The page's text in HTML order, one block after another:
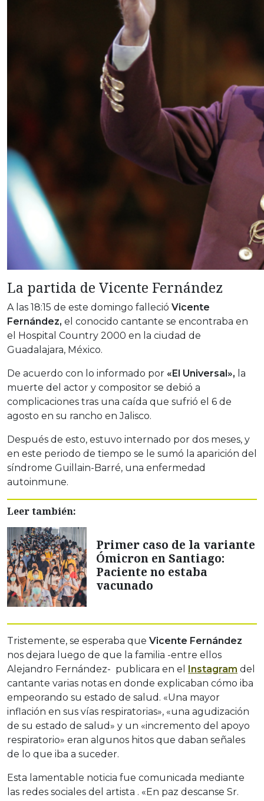
La partida de Vicente Fernández
A las 18:15 de este domingo falleció Vicente
Fernández, el conocido cantante se encontraba en
el Hospital Country 2000 en la ciudad de
Guadalajara, México.
De acuerdo con lo informado por «El Universal», la
muerte del actor y compositor se debió a
complicaciones tras una caída que sufrió el 6 de
agosto en su rancho en Jalisco.
Después de esto, estuvo internado por dos meses, y
en este periodo de tiempo se le sumó la aparición del
síndrome Guillain-Barré, una enfermedad
autoinmune.
Leer también:
Primer caso de la variante
Ómicron en Santiago:
Paciente no estaba
vacunado
Tristemente, se esperaba que Vicente Fernández
nos dejara luego de que la familia -entre ellos
Alejandro Fernández- publicara en el
Instagram del
cantante varias notas en donde explicaban cómo iba
empeorando su estado de salud. «Una mayor
inflación en sus vías respiratorias», «una agudización
de su estado de salud» y un «incremento del apoyo
respiratorio» eran algunos hitos que daban señales
de lo que iba a suceder.
Esta lamentable noticia fue comunicada mediante
las redes sociales del artista . «En paz descanse Sr.